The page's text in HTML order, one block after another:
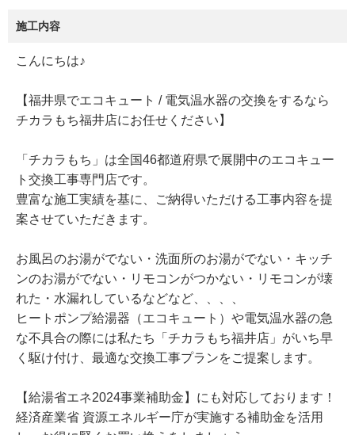
施工内容
こんにちは♪
【福井県でエコキュート / 電気温水器の交換をするなら
チカラもち福井店にお任せください】
「チカラもち」は全国46都道府県で展開中のエコキュー
ト交換工事専門店です。
豊富な施工実績を基に、ご納得いただける工事内容を提
案させていただきます。
お風呂のお湯がでない・洗面所のお湯がでない・キッチ
ンのお湯がでない・リモコンがつかない・リモコンが壊
れた・水漏れしているなどなど、、、、
ヒートポンプ給湯器（エコキュート）や電気温水器の急
な不具合の際には私たち「チカラもち福井店」がいち早
く駆け付け、最適な交換工事プランをご提案します。
【給湯省エネ2024事業補助金】にも対応しております！
経済産業省 資源エネルギー庁が実施する補助金を活用